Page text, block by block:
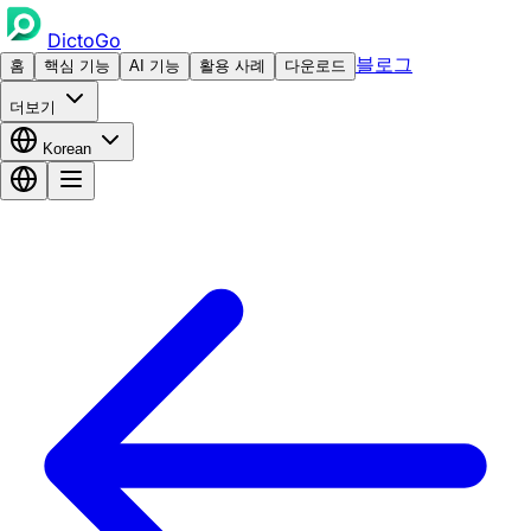
DictoGo
홈 핵심 기능 AI 기능 활용 사례 다운로드 블로그
더보기
Korean